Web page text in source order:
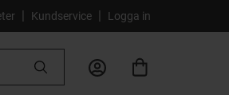
| Kundservice | Logga in